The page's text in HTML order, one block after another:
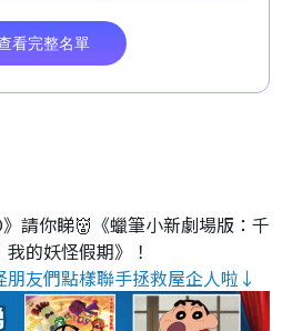
》請你睇👹《蠟筆小新劇場版：千
的妖怪假期》！
友們點樣聯手拯救屋企人啦↓